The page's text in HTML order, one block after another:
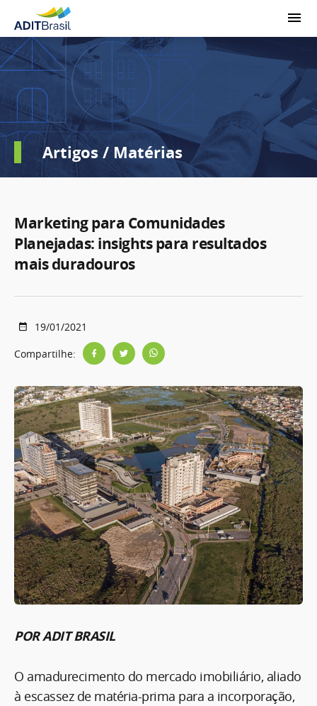
Artigos / Matérias
Marketing para Comunidades
Planejadas: insights para resultados
mais duradouros
19/01/2021
Compartilhe:
POR ADIT BRASIL
O amadurecimento do mercado imobiliário, aliado
à escassez de matéria-prima para a incorporação,